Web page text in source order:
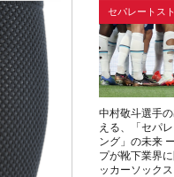
中村敬斗選手
える、「セパ
ング」の未来
プが靴下業界
ッカーソック
セパレートス